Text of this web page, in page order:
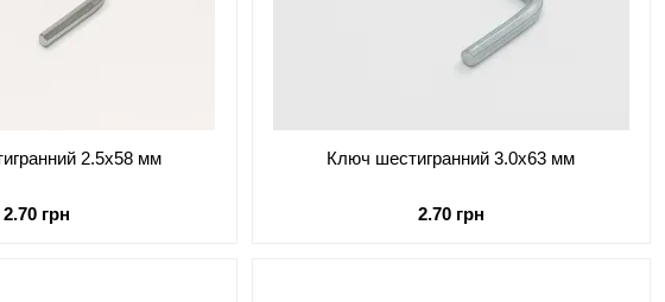
2.5x58 мм
2.70 грн
Ключ шестигранний 3.0x63 мм
2.70 грн